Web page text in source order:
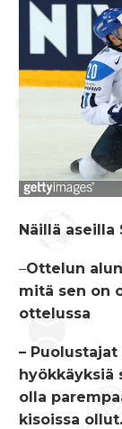
Näillä
–Ottelun
mitä sen on
ottelussa
–
hyökkäyksiä
olla
kisoissa ollut.